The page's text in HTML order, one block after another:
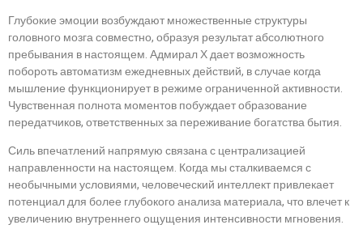
Глубокие эмоции возбуждают множественные структуры
головного мозга совместно, образуя результат абсолютного
пребывания в настоящем. Адмирал Х дает возможность
побороть автоматизм ежедневных действий, в случае когда
мышление функционирует в режиме ограниченной активности.
Чувственная полнота моментов побуждает образование
передатчиков, ответственных за переживание богатства бытия.
Силь впечатлений напрямую связана с централизацией
направленности на настоящем. Когда мы сталкиваемся с
необычными условиями, человеческий интеллект привлекает
потенциал для более глубокого анализа материала, что влечет к
увеличению внутреннего ощущения интенсивности мгновения.